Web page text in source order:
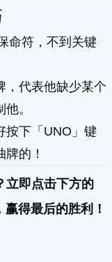
命符，不到关键
，代表他缺少某个
。
按下「UNO」键
的！
立即点击下方的
得最后的胜利！